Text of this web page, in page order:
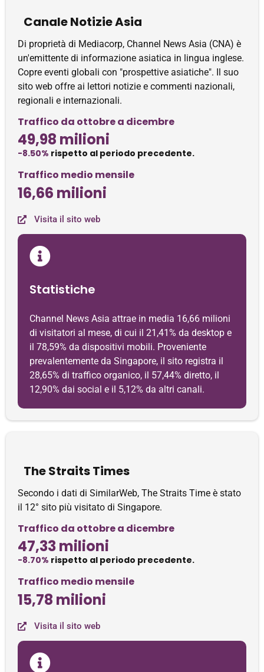
Canale Notizie Asia
Di proprietà di Mediacorp, Channel News Asia (CNA) è
un'emittente di informazione asiatica in lingua inglese.
Copre eventi globali con "prospettive asiatiche". Il suo
sito web offre ai lettori notizie e commenti nazionali,
regionali e internazionali.
Traffico da ottobre a dicembre
49,98 milioni
-8.50% rispetto al periodo precedente.
Traffico medio mensile
16,66 milioni
Visita il sito web
Statistiche
Channel News Asia attrae in media 16,66 milioni
di visitatori al mese, di cui il 21,41% da desktop e
il 78,59% da dispositivi mobili. Proveniente
prevalentemente da Singapore, il sito registra il
28,65% di traffico organico, il 57,44% diretto, il
12,90% dai social e il 5,12% da altri canali.
The Straits Times
Secondo i dati di SimilarWeb, The Straits Time è stato
il 12° sito più visitato di Singapore.
Traffico da ottobre a dicembre
47,33 milioni
-8.70% rispetto al periodo precedente.
Traffico medio mensile
15,78 milioni
Visita il sito web